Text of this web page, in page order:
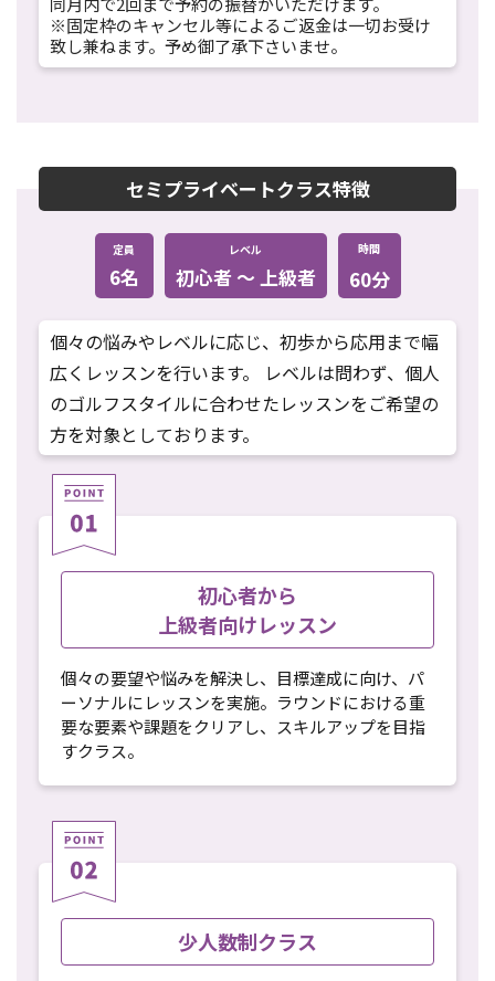
※固定枠のキャンセル等によるご返金は一切お受け
致し兼ねます。予め御了承下さいませ。
セミプライベートクラス特徴
定員
6名
レベル
初心者 〜 上級者
時間
60分
個々の悩みやレベルに応じ、初歩から応用まで幅
広くレッスンを行います。 レベルは問わず、個人
のゴルフスタイルに合わせたレッスンをご希望の
方を対象としております。
初心者から
上級者向けレッスン
個々の要望や悩みを解決し、目標達成に向け、パ
ーソナルにレッスンを実施。ラウンドにおける重
要な要素や課題をクリアし、スキルアップを目指
すクラス。
少人数制クラス